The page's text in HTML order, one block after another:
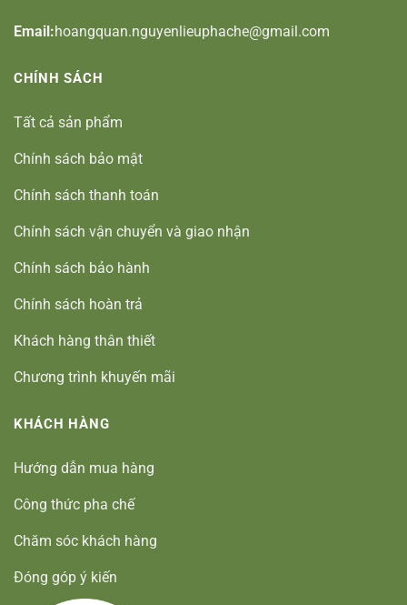
Email:hoangquan.nguyenlieuphache@gmail.com
CHÍNH SÁCH
Tất cả sản phẩm
Chính sách bảo mật
Chính sách thanh toán
Chính sách vận chuyển và giao nhận
Chính sách bảo hành
Chính sách hoàn trả
Khách hàng thân thiết
Chương trình khuyến mãi
KHÁCH HÀNG
Hướng dẫn mua hàng
Công thức pha chế
Chăm sóc khách hàng
Đóng góp ý kiến